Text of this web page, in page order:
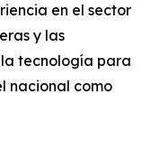
en el sector
y las
tecnología para
nacional como